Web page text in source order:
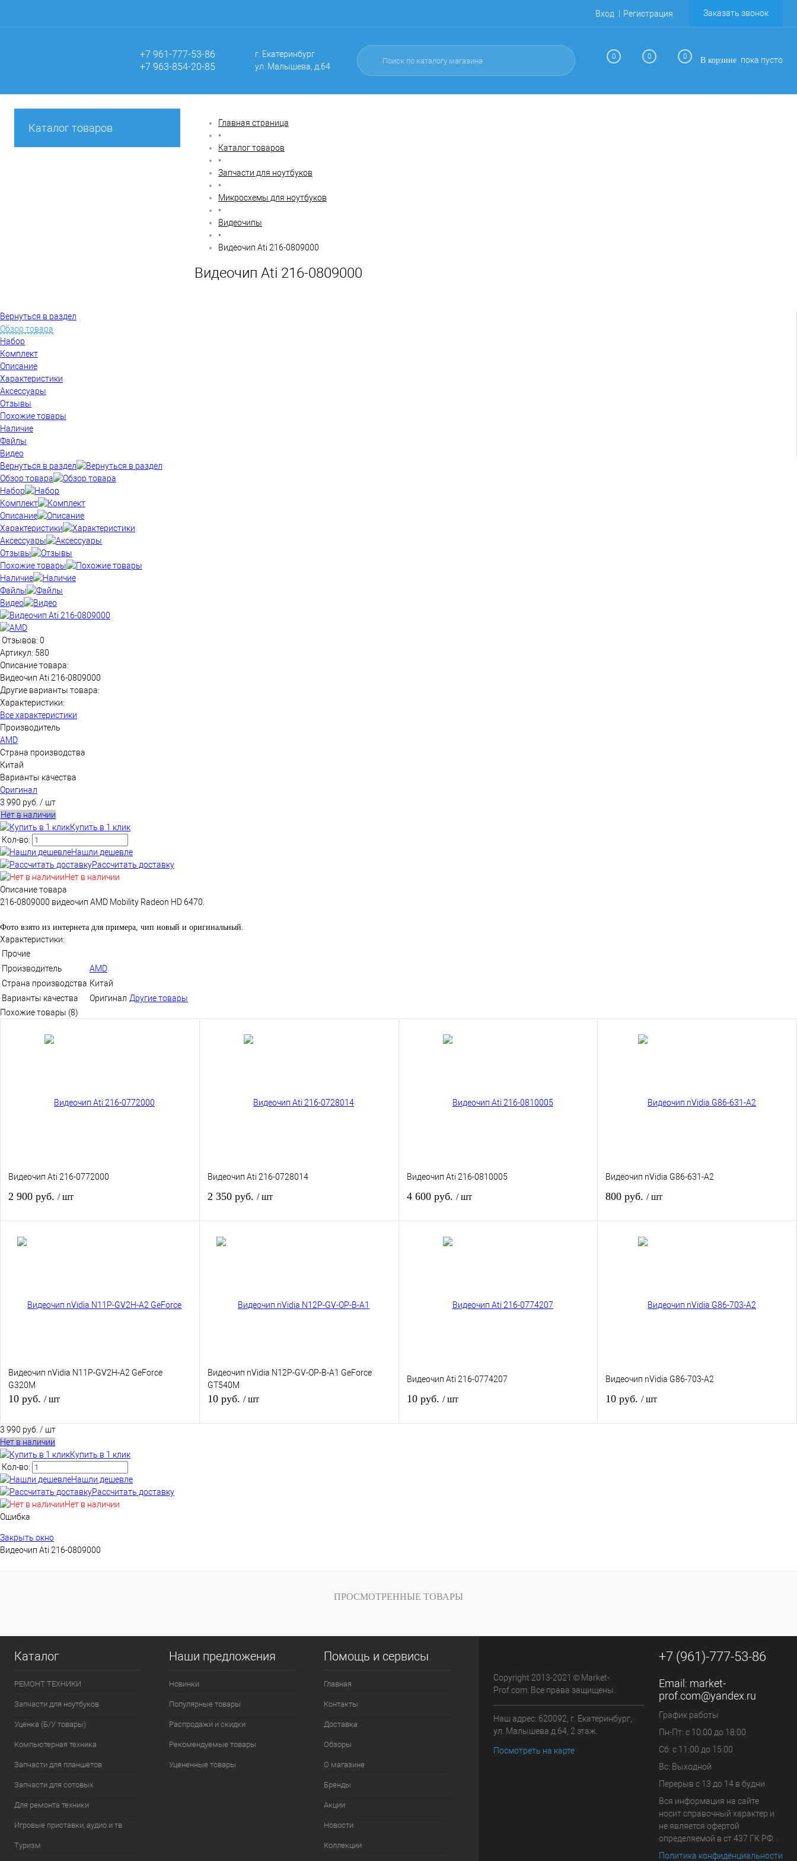
Вход Регистрация Заказать звонок
+7 961-777-53-86
+7 963-854-20-85
г. Екатеринбург
ул. Малышева, д.64
0 0 0 В корзине пока пусто
Каталог товаров
Главная страница
•
Каталог товаров
•
Запчасти для ноутбуков
•
Микросхемы для ноутбуков
•
Видеочипы
•
Видеочип Ati 216-0809000
Видеочип Ati 216-0809000
Вернуться в раздел
Обзор товара
Набор
Комплект
Описание
Характеристики
Аксессуары
Отзывы
Похожие товары
Наличие
Файлы
Видео
Вернуться в раздел
Обзор товара
Набор
Комплект
Описание
Характеристики
Аксессуары
Отзывы
Похожие товары
Наличие
Файлы
Видео
Отзывов: 0
Артикул: 580
Описание товара:
Видеочип Ati 216-0809000
Другие варианты товара:
Характеристики:
Все характеристики
Производитель
AMD
Страна производства
Китай
Варианты качества
Оригинал
3 990 руб. / шт
Нет в наличии
Купить в 1 клик
Кол-во:
Нашли дешевле
Рассчитать доставку
Нет в наличии
Описание товара
216-0809000 видеочип AMD Mobility Radeon HD 6470.
Фото взято из интернета для примера, чип новый и оригинальный.
Характеристики:
Прочие
Производитель
AMD
Страна производства Китай
Варианты качества
Оригинал Другие товары
Похожие товары (8)
Видеочип Ati 216-0772000
2 900 руб. / шт
Видеочип Ati 216-0728014
2 350 руб. / шт
Видеочип Ati 216-0810005
4 600 руб. / шт
Видеочип nVidia G86-631-A2
800 руб./ шт
Видеочип nVidia N11P-GV2H-A2 GeForce
G320M
10 руб. / шт
Купить в 1 клик К сравнению
В избранное Под заказ
Видеочип nVidia N12P-GV-OP-B-A1 GeForce
GT540M
10 руб. / шт
Видеочип Ati 216-0774207
10 руб. / шт
Видеочип nVidia G86-703-A2
10 руб./ шт
3 990 руб. / шт
Нет в наличии
Купить в 1 клик
Кол-во:
Нашли дешевле
Рассчитать доставку
Нет в наличии
Ошибка
Закрыть окно
Видеочип Ati 216-0809000
ПРОСМОТРЕННЫЕ ТОВАРЫ
Каталог
РЕМОНТ ТЕХНИКИ
Запчасти для ноутбуков
Уценка (Б/У товары)
Компьютерная техника
Запчасти для планшетов
Запчасти для сотовых
Для ремонта техники
Игровые приставки, аудио и тв
Туризм
Наши предложения
Новинки
Популярные товары
Распродажи и скидки
Рекомендуемые товары
Уцененные товары
Помощь и сервисы
Главная
Контакты
Доставка
Обзоры
О магазине
Бренды
Акции
Новости
Коллекции
Copyright 2013-2021 © Market-
Prof.com. Все права защищены.
Наш адрес: 620092, г. Екатеринбург,
ул. Малышева д.64, 2 этаж.
Посмотреть на карте
+7 (961)-777-53-86
Email: market-
prof.com@yandex.ru
График работы
Пн-Пт: с 10:00 до 18:00
Сб: с 11:00 до 15:00
Вс: Выходной
Перерыв с 13 до 14 в будни
Вся информация на сайте
носит справочный характер и
не является офертой
определяемой в ст.437 ГК РФ.
Политика конфиденциальности